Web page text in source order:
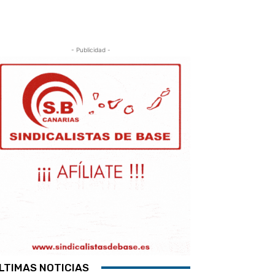
- Publicidad -
NOTICIAS